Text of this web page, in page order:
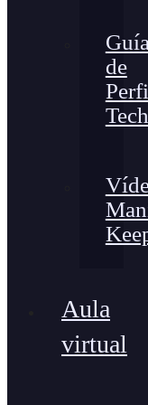
Guía
de
Tech
Aula
virtual